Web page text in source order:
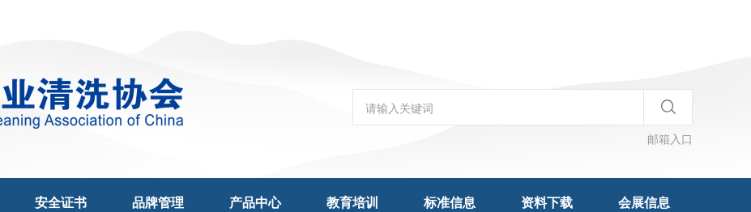
邮箱入口
安全证书 品牌管理 产品中心 教育培训 标准信息 资料下载 会展信息